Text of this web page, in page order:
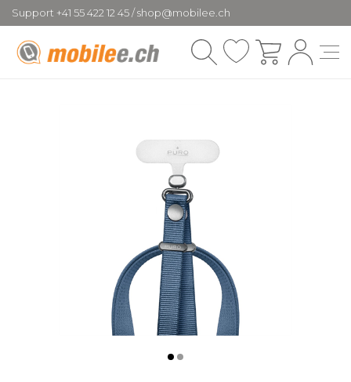
Support +41 55 422 12 45 / shop@mobilee.ch